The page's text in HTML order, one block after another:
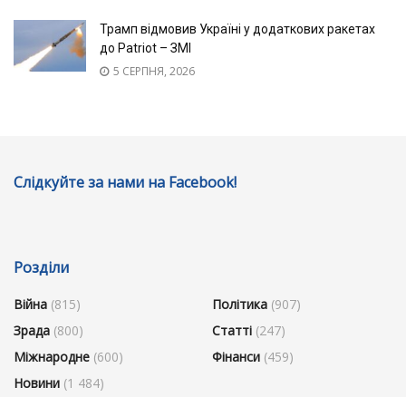
Трамп відмовив Україні у додаткових ракетах
до Patriot – ЗМІ
5 СЕРПНЯ, 2026
Слідкуйте за нами на Facebook!
Розділи
Війна (815)
Зрада (800)
Міжнародне (600)
Новини (1 484)
Політика (907)
Статті (247)
Фінанси (459)